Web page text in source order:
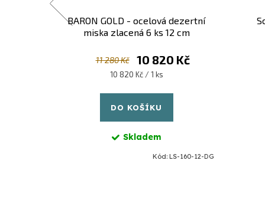
BARON GOLD - ocelová dezertní
miska zlacená 6 ks 12 cm
11 280 Kč 10 820 Kč
Měrná
10 820 Kč / 1 ks
DO KOŠÍKU
Skladem
Kód: LS-160-12-DG